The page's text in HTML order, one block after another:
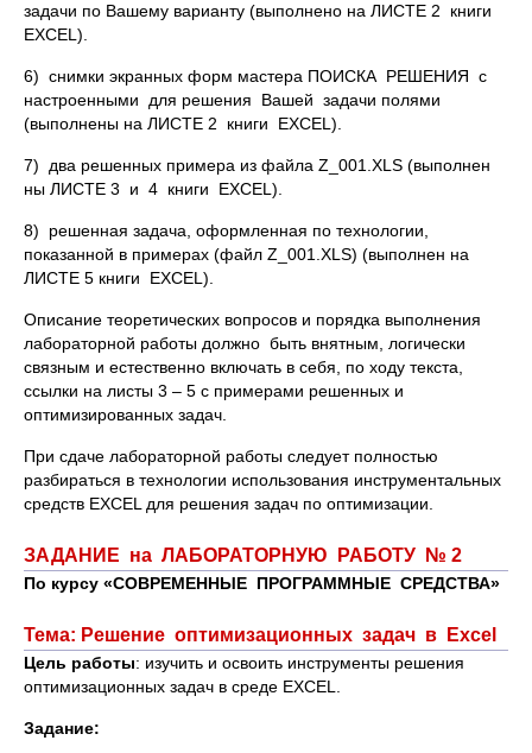
задачи по Вашему варианту (выполнено на ЛИСТЕ 2 книги
EXCEL).
6) снимки экранных форм мастера ПОИСКА РЕШЕНИЯ с
настроенными для решения Вашей задачи полями
(выполнены на ЛИСТЕ 2 книги EXCEL).
7) два решенных примера из файла Z_001.XLS (выполнен
ны ЛИСТЕ 3 и 4 книги EXCEL).
8) решенная задача, оформленная по технологии,
показанной в примерах (файл Z_001.XLS) (выполнен на
ЛИСТЕ 5 книги EXCEL).
Описание теоретических вопросов и порядка выполнения
лабораторной работы должно быть внятным, логически
связным и естественно включать в себя, по ходу текста,
ссылки на листы 3 – 5 с примерами решенных и
оптимизированных задач.
При сдаче лабораторной работы следует полностью
разбираться в технологии использования инструментальных
средств EXCEL для решения задач по оптимизации.
ЗАДАНИЕ на ЛАБОРАТОРНУЮ РАБОТУ № 2
По курсу «СОВРЕМЕННЫЕ ПРОГРАММНЫЕ СРЕДСТВА»
Тема: Решение оптимизационных задач в Excel
Цель работы: изучить и освоить инструменты решения
оптимизационных задач в среде EXCEL.
Задание: